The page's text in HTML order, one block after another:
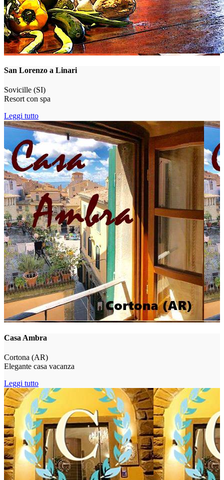
San Lorenzo a Linari
Sovicille (SI)
Resort con spa
Leggi tutto
Casa Ambra
Cortona (AR)
Elegante casa vacanza
Leggi tutto